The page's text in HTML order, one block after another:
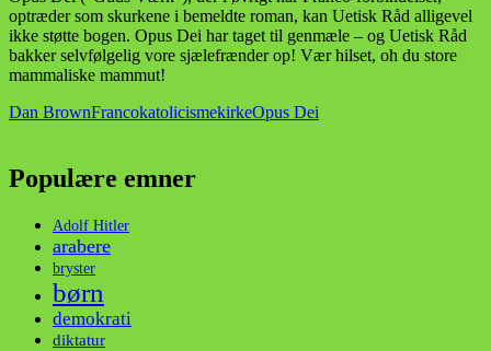
optræder som skurkene i bemeldte roman, kan Uetisk Råd alligevel
ikke støtte bogen. Opus Dei har taget til genmæle – og Uetisk Råd
bakker selvfølgelig vore sjælefrænder op! Vær hilset, oh du store
mammaliske mammut!
Dan BrownFrancokatolicismekirkeOpus Dei
Populære emner
Adolf Hitler
arabere
bryster
børn
demokrati
diktatur